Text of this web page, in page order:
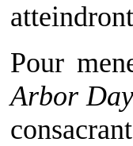
Pour
Arbor